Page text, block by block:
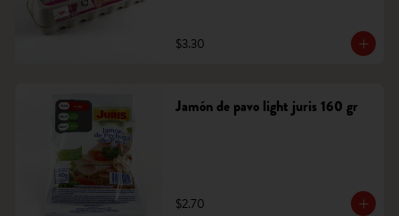
$3.30
Jamón de pavo light juris 160 gr
$2.70